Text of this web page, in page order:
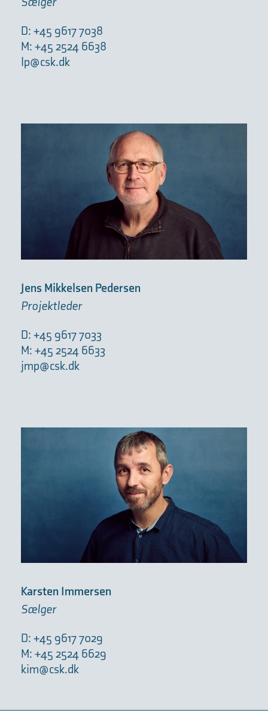
D: +45 9617 7038
M: +45 2524 6638
lp@csk.dk
Jens Mikkelsen Pedersen
Projektleder
D: +45 9617 7033
M: +45 2524 6633
jmp@csk.dk
Karsten Immersen
Sælger
D: +45 9617 7029
M: +45 2524 6629
kim@csk.dk